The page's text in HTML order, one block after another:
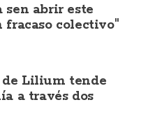
sen abrir este
fracaso colectivo"
de Lilium tende
a través dos